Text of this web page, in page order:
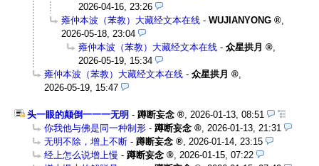
2026-04-16, 23:26
雍仲本波（苯教）大藏经文本在线 - WUJIANYONG
2026-05-18, 23:04
雍仲本波（苯教）大藏经文本在线 - 众星拱月
2026-05-19, 15:34
雍仲本波（苯教）大藏经文本在线 - 众星拱月
2026-05-19, 15:47
头一眼的颠倒一一一无明 - 蹲断妄念 , 2026-01-13, 08:51
你我他与佛是同一种制形 - 蹲断妄念 , 2026-01-13, 21:31
无明不除，增上不断 - 蹲断妄念 , 2026-01-14, 23:15
经上怎么说增上慢 - 蹲断妄念 , 2026-01-15, 07:22